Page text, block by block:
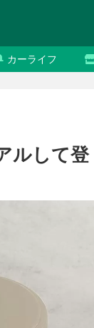
カーライフ
ルして登